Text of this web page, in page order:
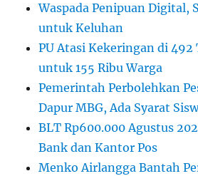
Waspada Penipuan Digital,
untuk Keluhan
PU Atasi Kekeringan di
untuk 155 Ribu Warga
Pemerintah Perbolehkan
Dapur MBG, Ada Syarat
BLT Rp600.000 Agustus
Bank dan Kantor Pos
Menko Airlangga Bantah